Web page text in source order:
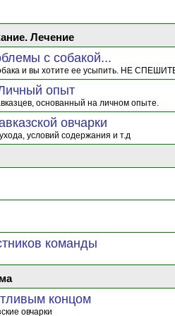
Лечение
с собакой...
и вы хотите ее усыпить. НЕ
опыт
основанный на личном опыте.
овчарки
условий содержания и т.д
команды
концом
овчарки